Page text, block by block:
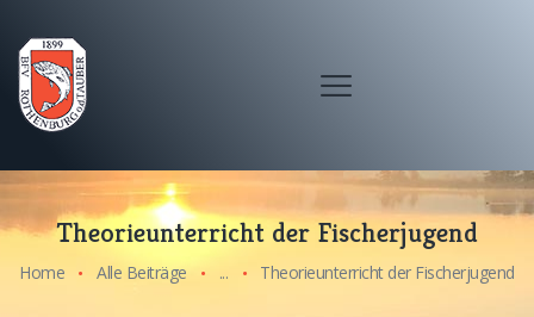
Theorieunterricht der Fischerjugend
Home Alle Beiträge ... Theorieunterricht der Fischerjugend